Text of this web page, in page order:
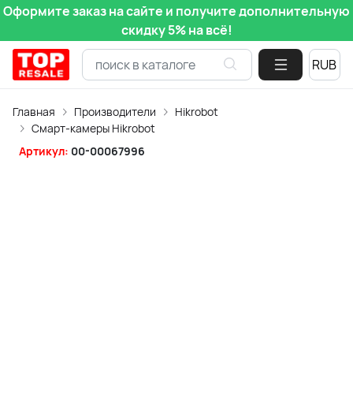
Оформите заказ на сайте и получите дополнительную
скидку 5% на всё!
Главная Производители
Hikrobot
Смарт-камеры Hikrobot
Артикул: 00-00067996